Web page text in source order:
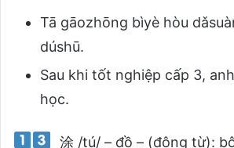
Tā gāozhōng bìyè hòu
dúshū.
Sau khi tốt nghiệp cấp 3,
học.
涂 /tú/ – đồ – (động từ):